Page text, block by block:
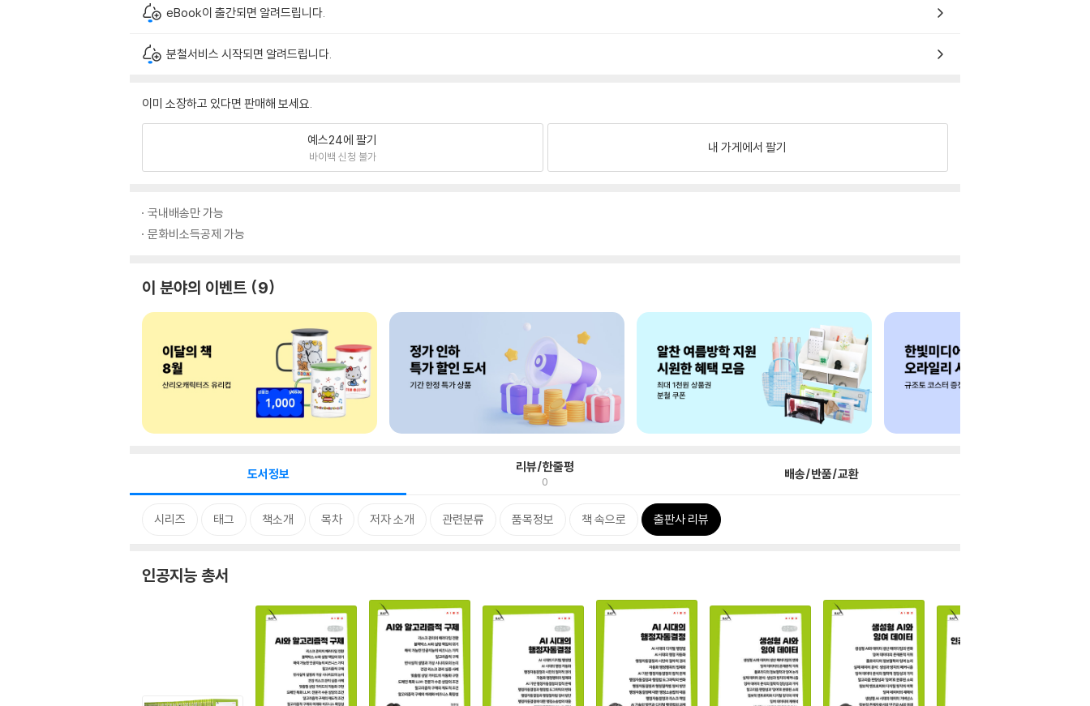
eBook이 출간되면 알려드립니다.
분철서비스 시작되면 알려드립니다.
이미 소장하고 있다면 판매해 보세요.
예스24에 팔기
바이백 신청 불가
내 가게에서 팔기
국내배송만 가능
문화비소득공제 가능
이 분야의 이벤트 9
도서정보 리뷰/한줄평
0 배송/반품/교환
시리즈 태그 책소개 목차 저자 소개 관련분류 품목정보 책 속으로 출판사 리뷰
인공지능 총서